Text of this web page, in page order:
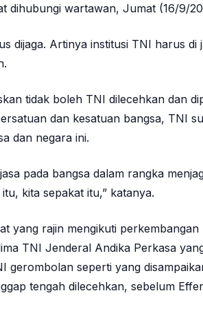
dihubungi wartawan, Jumat (16/9/
dijaga. Artinya institusi TNI harus di
tidak boleh TNI dilecehkan dan
dan kesatuan bangsa, TNI
dan negara ini.
pada bangsa dalam rangka
kita sepakat itu,” katanya.
yang rajin mengikuti
TNI Jenderal Andika Perkasa
gerombolan seperti yang
tengah dilecehkan, sebelum